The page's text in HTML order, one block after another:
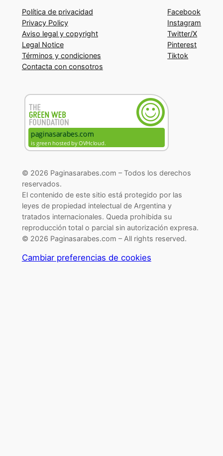
Política de privacidad
Privacy Policy
Aviso legal y copyright
Legal Notice
Términos y condiciones
Contacta con consotros
Facebook
Instagram
Twitter/X
Pinterest
Tiktok
© 2026 Paginasarabes.com – Todos los derechos
reservados.
El contenido de este sitio está protegido por las
leyes de propiedad intelectual de Argentina y
tratados internacionales. Queda prohibida su
reproducción total o parcial sin autorización expresa.
© 2026 Paginasarabes.com – All rights reserved.
Cambiar preferencias de cookies